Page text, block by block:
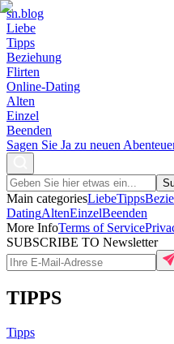
sn.blog
Liebe
Tipps
Beziehung
Flirten
Online-Dating
Alten
Einzel
Beenden
Sagen Sie Ja zu neuen
Main categoriesLiebeTipps
DatingAltenEinzelBeenden
More InfoTerms of Service
SUBSCRIBE TO Newsletter
TIPPS
Tipps